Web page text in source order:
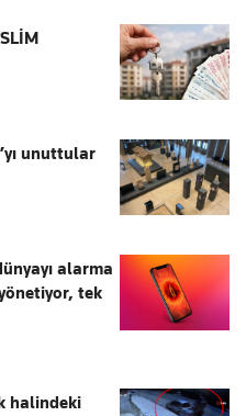
unuttular
alarma
tek
halindeki